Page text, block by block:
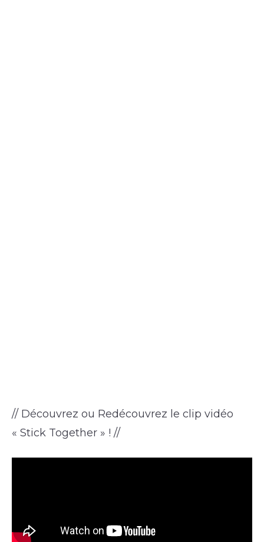
// Découvrez ou Redécouvrez le clip vidéo
« Stick Together » ! //